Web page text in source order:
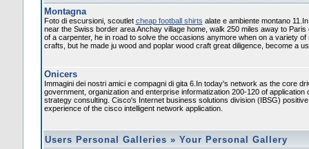
Montagna
Foto di escursioni, scoutlet cheap football shirts alate e ambiente montano
near the Swiss border area Anchay village home, walk 250 miles away to
of a carpenter, he in road to solve the occasions anymore when on a variety
crafts, but he made ju wood and poplar wood craft great diligence, become a
Onicers
Immagini dei nostri amici e compagni di gita 6.In today's network as the core
government, organization and enterprise informatization 200-120 of application
strategy consulting. Cisco's Internet business solutions division (IBSG)
experience of the cisco intelligent network application.
Users Personal Galleries » Your Personal Gallery